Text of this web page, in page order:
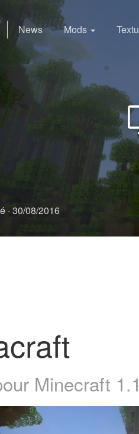
News Mods
· 30/08/2016
Minecraft